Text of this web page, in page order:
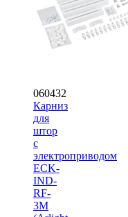
060432
Карниз
для
штор
с
электроприводом
ECK-
IND-
RF-
3M